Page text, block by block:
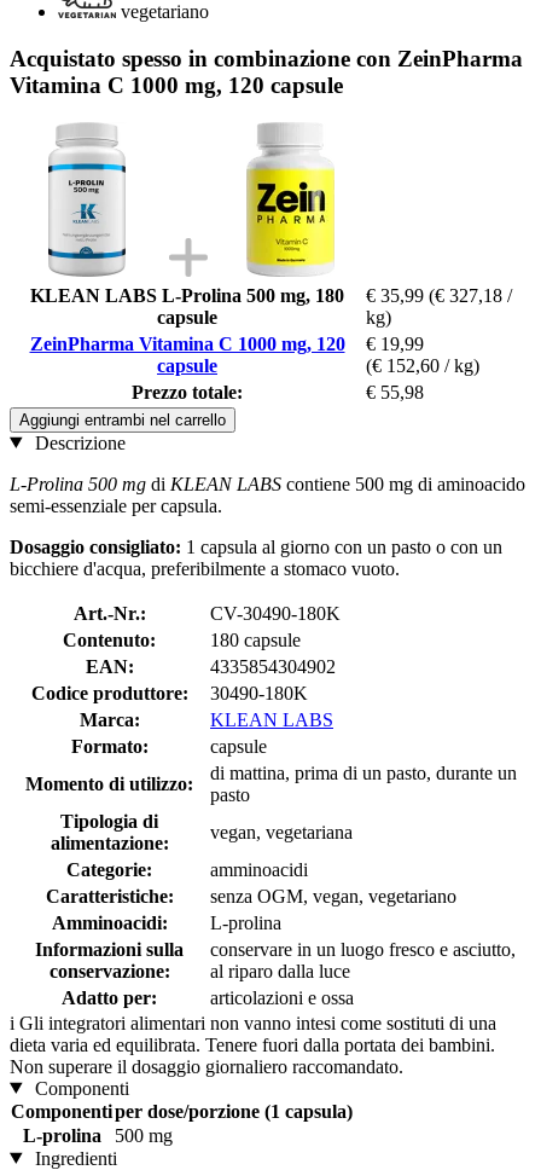
vegetariano
Acquistato spesso in combinazione con ZeinPharma
Vitamina C 1000 mg, 120 capsule
KLEAN LABS L-Prolina 500 mg, 180
capsule
€ 35,99 (€ 327,18 /
kg)
ZeinPharma Vitamina C 1000 mg, 120
capsule
€ 19,99
(€ 152,60 / kg)
Prezzo totale:
€ 55,98
Aggiungi entrambi nel carrello
Descrizione
L-Prolina 500 mg di KLEAN LABS contiene 500 mg di aminoacido
semi-essenziale per capsula.
Dosaggio consigliato: 1 capsula al giorno con un pasto o con un
bicchiere d'acqua, preferibilmente a stomaco vuoto.
Art.-Nr.:
CV-30490-180K
Contenuto:
180 capsule
EAN:
4335854304902
Codice produttore:
30490-180K
Marca:
KLEAN LABS
Formato:
capsule
Momento di utilizzo:
di mattina, prima di un pasto, durante un
pasto
Tipologia di
alimentazione:
vegan, vegetariana
Categorie:
amminoacidi
Caratteristiche:
senza OGM, vegan, vegetariano
Amminoacidi:
L-prolina
Informazioni sulla
conservazione:
conservare in un luogo fresco e asciutto,
al riparo dalla luce
Adatto per:
articolazioni e ossa
i Gli integratori alimentari non vanno intesi come sostituti di una
dieta varia ed equilibrata. Tenere fuori dalla portata dei bambini.
Non superare il dosaggio giornaliero raccomandato.
Componenti
Componentiper dose/porzione (1 capsula)
L-prolina
500 mg
Ingredienti